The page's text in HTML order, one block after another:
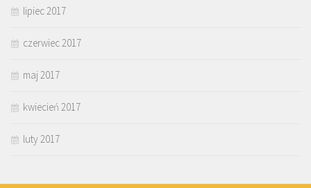
lipiec 2017
czerwiec 2017
maj 2017
kwiecień 2017
luty 2017